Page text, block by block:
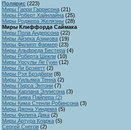
Полярис (223)
Миры Гарри Гаррисона (21)
Миры Роберт Хайнлайна (25)
Миры Роджера Желязны (28)
Миры Клиффорда Саймака
Миры Пола Андерсона (22)
Миры Айзека Азимова (19)
Миры Филипп Фармер (23)
Миры Альфреда Бестера (4)
Миры Роберта Шекли (10)
Миры Урсулы Ле Гуин (12)
Миры Ли Брэкетт (2)
Миры Рэя Брэдбери (8)
Миры Уильяма Тенна (2)
Миры Пирса Энтони (7)
Миры Харлана Эллисона (3)
Миры Бима Пайпера (2)
Миры Кима Стенли Робинсона (3)
Миры Джона Уиндема (5)
Миры Филипа Дика (2)
Миры Артура Кларка (5)
Сергей Снегов (2)